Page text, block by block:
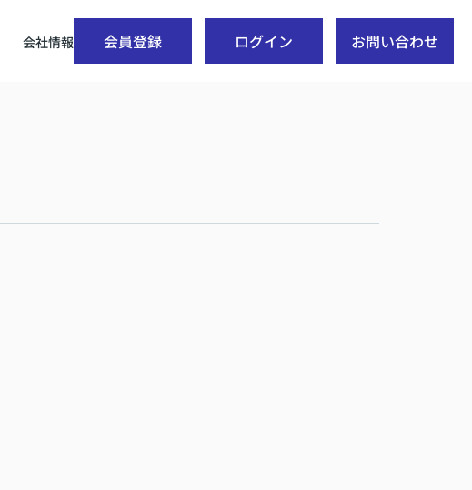
会社情報 会員登録 ログイン お問い合わせ